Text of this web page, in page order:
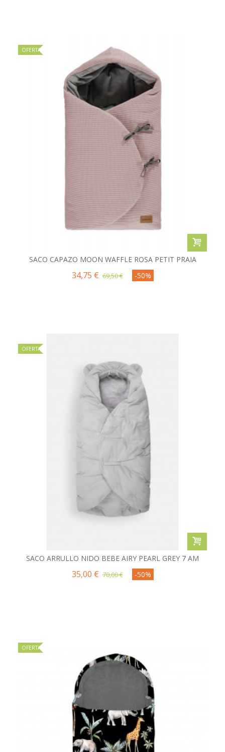
OFERTA
SACO CAPAZO MOON WAFFLE ROSA PETIT PRAIA
34,75 € 69,50 € -50%
OFERTA
SACO ARRULLO NIDO BEBE AIRY PEARL GREY 7 AM
35,00 € 70,00 € -50%
OFERTA